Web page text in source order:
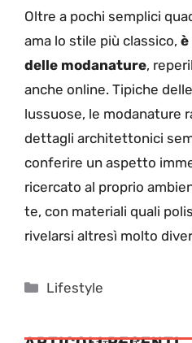
Oltre a pochi semplici
ama lo stile più classico, è
delle modanature,
anche online. Tipiche
lussuose, le modanature
dettagli architettonici
conferire un aspetto
ricercato al proprio
te, con materiali quali
rivelarsi altresì molto
Categorie
Lifestyle